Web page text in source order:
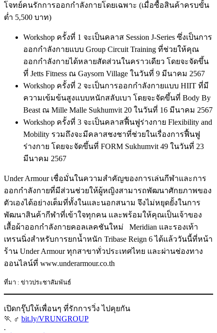
โจทย์คนรักการออกกำลังกายโดยเฉพาะ (เมื่อซื้อสินค้าครบขั้น
ต่ำ 5,500 บาท)
Workshop ครั้งที่ 1 จะเป็นคลาส Session J-Series ซึ่งเป็นการ
ออกกำลังกายแบบ Group Circuit Training ที่ช่วยให้คุณ
ออกกำลังกายได้หลายสัดส่วนในคราวเดียว โดยจะจัดขึ้น
ที่ Jetts Fitness ณ Gaysorn Village ในวันที่ 9 มีนาคม 2567
Workshop ครั้งที่ 2 จะเป็นการออกกำลังกายแบบ HIIT ที่มี
ความเข้มข้นสูงแบบหนักสลับเบา โดยจะจัดขึ้นที่ Body By
Beast ณ Mille Malle Sukhumvit 20 ในวันที่ 16 มีนาคม 2567
Workshop ครั้งที่ 3 จะเป็นคลาสฟื้นฟูร่างกาย Flexibility and
Mobility รวมถึงจะมีคลาสชงชาที่ช่วยในเรื่องการฟื้นฟู
ร่างกาย โดยจะจัดขึ้นที่ FORM Sukhumvit 49 ในวันที่ 23
มีนาคม 2567
Under Armour เชื่อมั่นในความสำคัญของการเล่นกีฬาและการ
ออกกำลังกายที่มีส่วนช่วยให้ผู้หญิงสามารถพัฒนาศักยภาพของ
ตัวเองได้อย่างเต็มที่ทั้งในและนอกสนาม จึงไม่หยุดยั้งในการ
พัฒนาสินค้ากีฬาที่เข้าใจทุกคน และพร้อมให้คุณเป็นเจ้าของ
เสื้อผ้าออกกำลังกายคอลเลคชันใหม่ Meridian และรองเท้า
เทรนนิ่งสำหรับการยกน้ำหนัก Tribase Reign 6 ได้แล้ววันนี้ที่หน้า
ร้าน Under Armour ทุกสาขาทั่วประเทศไทย และผ่านช่องทาง
ออนไลน์ที่ www.underarmour.co.th
ที่มา : ข่าวประชาสัมพันธ์
เปิดกรุ๊ปให้เพื่อนๆ ที่รักการวิ่ง ไปคุยกัน
🏃 ‍♂ bit.ly/VRUNGROUP
.